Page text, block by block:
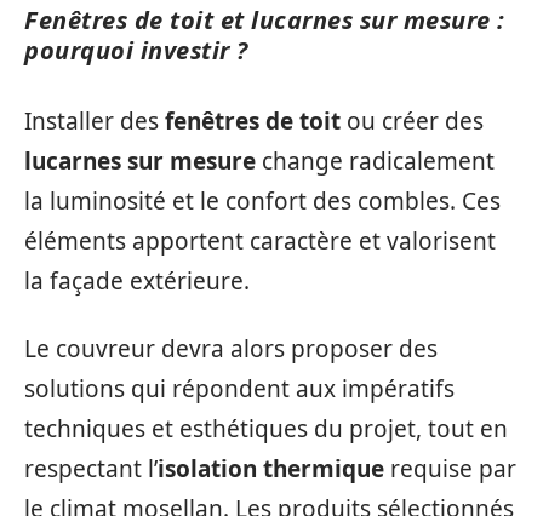
Fenêtres de toit et lucarnes sur mesure :
pourquoi investir ?
Installer desfenêtres de toit ou créer des
lucarnes sur mesure change radicalement
la luminosité et le confort des combles. Ces
éléments apportent caractère et valorisent
la façade extérieure.
Le couvreur devra alors proposer des
solutions qui répondent aux impératifs
techniques et esthétiques du projet, tout en
respectant l’isolation thermique requise par
le climat mosellan. Les produits sélectionnés